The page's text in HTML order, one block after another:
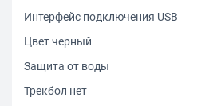
Интерфейс подключения USB
Цвет черный
Защита от воды
Трекбол нет